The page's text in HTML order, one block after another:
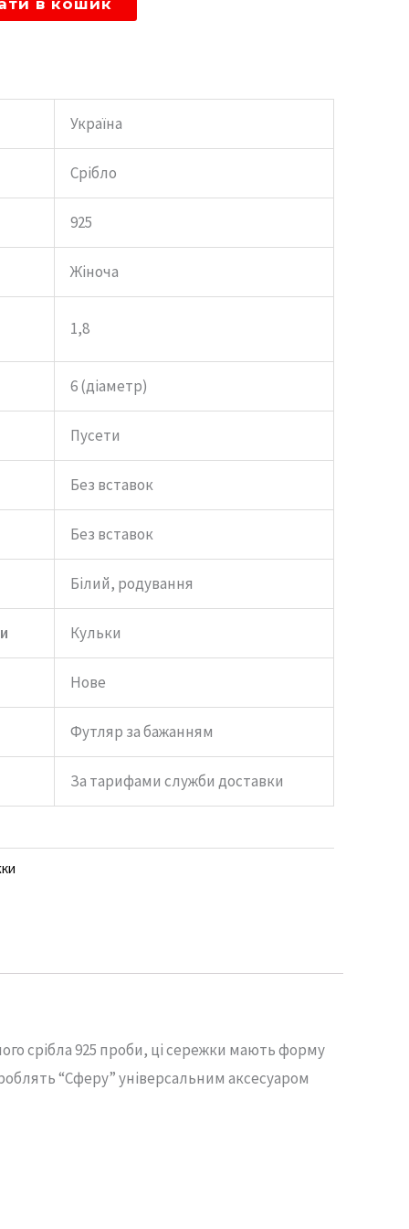
Україна
Срібло
925
Жіноча
1,8
6 (діаметр)
Пусети
Без вставок
Без вставок
Білий, родування
Кульки
Нове
Футляр за бажанням
За тарифами служби доставки
срібла925 проби, цісережки маютьформу
“Сферу”універсальним аксесуаром